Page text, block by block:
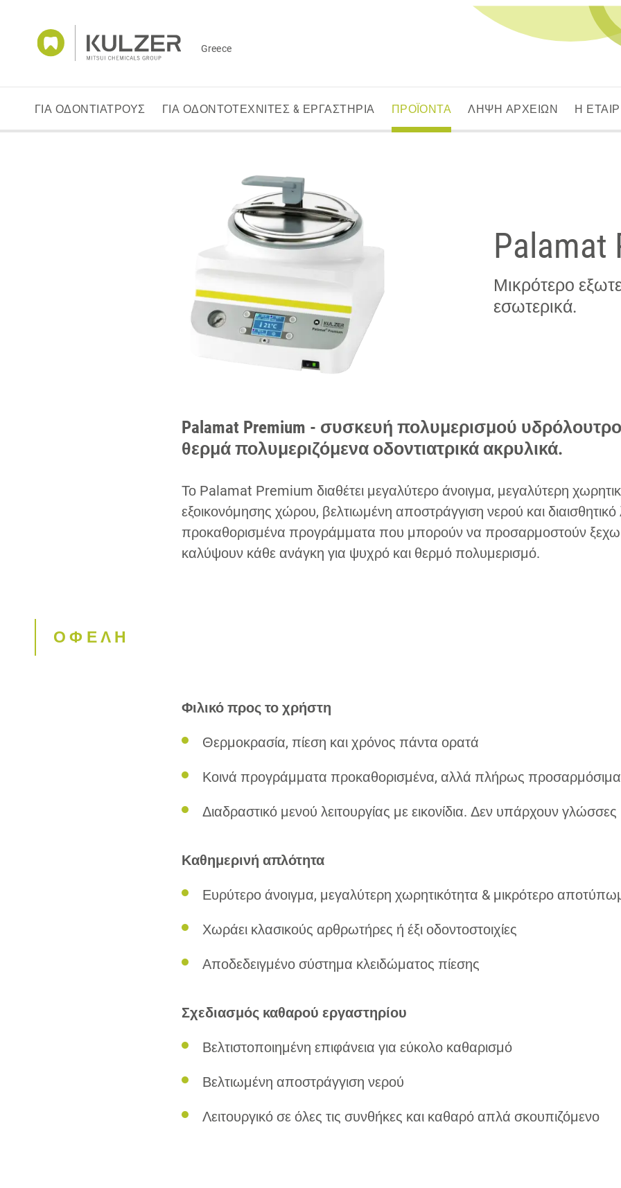
Greece
ΓΙΑ ΟΔΟΝΤΙΑΤΡΟΥΣ ΓΙΑ ΟΔΟΝΤΟΤΕΧΝΙΤΕΣ & ΕΡΓΑΣΤΗΡΙΑ ΠΡΟΪΟΝΤΑ ΛΗΨΗ ΑΡΧΕΙΩΝ Η
Palamat
Μικρότερο
εσωτερικά.
Palamat Premium - συσκευή πολυμερισμού
θερμά πολυμεριζόμενα οδοντιατρικά ακρυλικά.
Το Palamat Premium διαθέτει μεγαλύτερο άνοιγμα, μεγαλύτερη
εξοικονόμησης χώρου, βελτιωμένη αποστράγγιση νερού και διαισθητικό
προκαθορισμένα προγράμματα που μπορούν να προσαρμοστούν
καλύψουν κάθε ανάγκη για ψυχρό και θερμό πολυμερισμό.
ΟΦΕΛΗ
Φιλικό προς το χρήστη
Θερμοκρασία, πίεση και χρόνος πάντα ορατά
Κοινά προγράμματα προκαθορισμένα, αλλά πλήρως προσαρμόσιμα
Διαδραστικό μενού λειτουργίας με εικονίδια. Δεν υπάρχουν γλώσσες
Καθημερινή απλότητα
Ευρύτερο άνοιγμα, μεγαλύτερη χωρητικότητα & μικρότερο
Χωράει κλασικούς αρθρωτήρες ή έξι οδοντοστοιχίες
Αποδεδειγμένο σύστημα κλειδώματος πίεσης
Σχεδιασμός καθαρού εργαστηρίου
Βελτιστοποιημένη επιφάνεια για εύκολο καθαρισμό
Βελτιωμένη αποστράγγιση νερού
Λειτουργικό σε όλες τις συνθήκες και καθαρό απλά σκουπιζόμενο